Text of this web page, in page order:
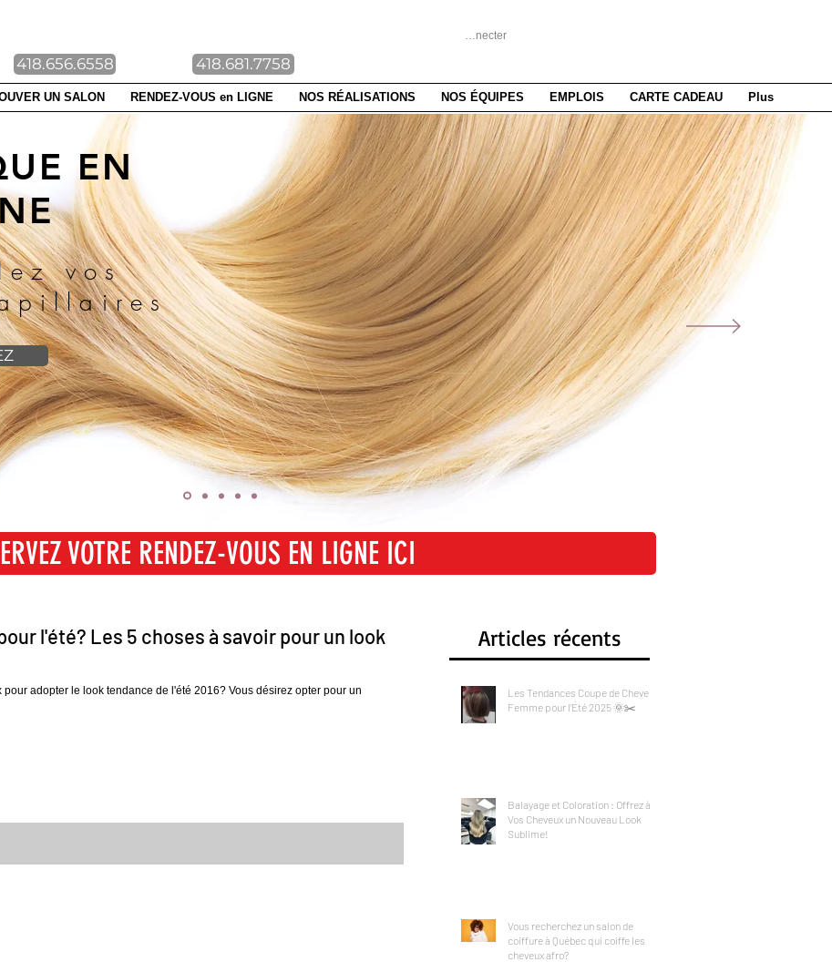
UN SALON RENDEZ-VOUS en LIGNE NOS RÉALISATIONS NOS ÉQUIPES EMPLOIS CARTE CADEAU Plus
EN
vos
VOTRE RENDEZ-VOUS EN LIGNE ICI
VOTRE RENDEZ-VOUS EN LIGNE ICI
Se connecter
418.656.6558 418.681.7758
l'été? Les 5 choses à savoir pour un look
adopter le look tendance de l'été 2016? Vous désirez opter pour un
Articles récents
Les Tendances Coupe de Cheveux
Femme pour l’Été 2025 🌞✂️
Balayage et Coloration : Offrez à
Vos Cheveux un Nouveau Look
Sublime!
Vous recherchez un salon de
coiffure à Québec qui coiffe les
cheveux afro?